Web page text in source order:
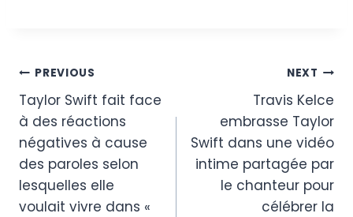
Post
navigation
PREVIOUS
Taylor Swift fait face
à des réactions
négatives à cause
des paroles selon
lesquelles elle
voulait vivre dans «
NEXT
Travis Kelce
embrasse Taylor
Swift dans une vidéo
intime partagée par
le chanteur pour
célébrer la